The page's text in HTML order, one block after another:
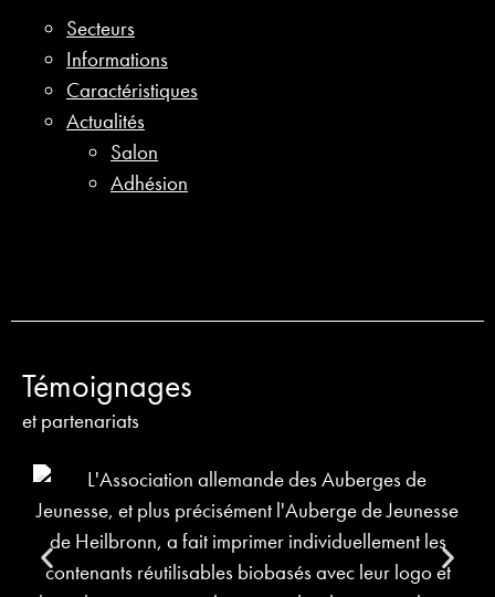
Secteurs
Informations
Caractéristiques
Actualités
Salon
Adhésion
Témoignages
et partenariats